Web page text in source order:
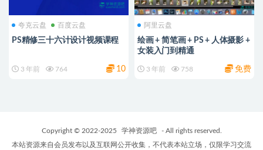
夸克云盘 百度云盘
PS精修三十六计设计视频课程
3 年前 764 10
阿里云盘
绘画 + 简笔画 + PS + 人体摄影 +
女装入门到精通
3 年前 758 免费
Copyright © 2022-2025 学神资源吧
- All rights reserved.
本站资源来自会员发布以及互联网公开收集，不代表本站立场，仅限学习交流